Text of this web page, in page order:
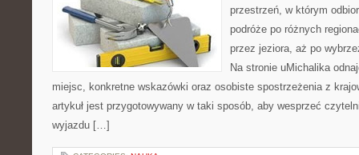
przestrzeń, w którym
podróże po różnych
przez jeziora, aż po
Na stronie uMichalika
miejsc, konkretne wskazówki oraz osobiste spostrzeżenia z
artykuł jest przygotowywany w taki sposób, aby wesprzeć
wyjazdu […]